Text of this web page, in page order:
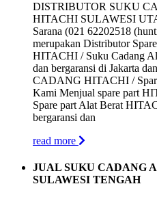
DISTRIBUTOR SUKU
HITACHI SULAWESI
Sarana (021 62202518
merupakan Distributor
HITACHI / Suku Cadang
dan bergaransi di Jakarta
CADANG HITACHI /
Kami Menjual spare part
Spare part Alat Berat
bergaransi dan
read more
JUAL SUKU CADANG
SULAWESI TENGAH